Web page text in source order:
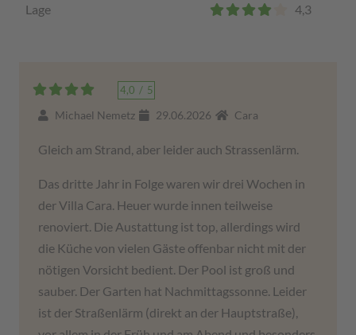
Lage 4,3
4,0 / 5
Michael Nemetz 29.06.2026 Cara
Gleich am Strand, aber leider auch Strassenlärm.
Das dritte Jahr in Folge waren wir drei Wochen in
der Villa Cara. Heuer wurde innen teilweise
renoviert. Die Austattung ist top, allerdings wird
die Küche von vielen Gäste offenbar nicht mit der
nötigen Vorsicht bedient. Der Pool ist groß und
sauber. Der Garten hat Nachmittagssonne. Leider
ist der Straßenlärm (direkt an der Hauptstraße),